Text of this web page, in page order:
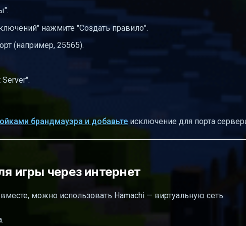
нажмите "Создать правило".
(например, 25565).
брандмауэра и добавьте исключение для порта
игры через интернет
можно использовать Hamachi — виртуальную сеть.